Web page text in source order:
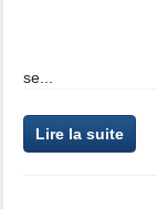
se...
Lire la suite